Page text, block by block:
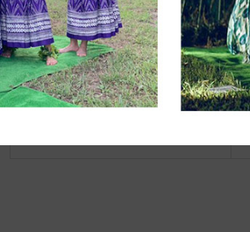
◆web更新Info◆21/1/23~ 新着商品
“JIB 42周年記念スペシャルアイテ